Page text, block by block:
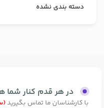
دسته بندی نشده
در هر قدم کنار شما
با کارشناسان ما تماس بگیرید